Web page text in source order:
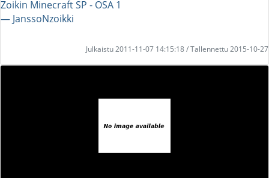
Zoikin Minecraft SP - OSA 1
― JanssoNzoikki
Julkaistu 2011-11-07 14:15:18 / Tallennettu 2015-10-27